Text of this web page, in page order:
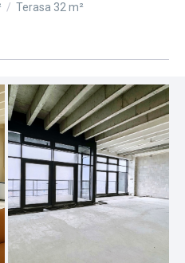
/ Terasa 32 m²